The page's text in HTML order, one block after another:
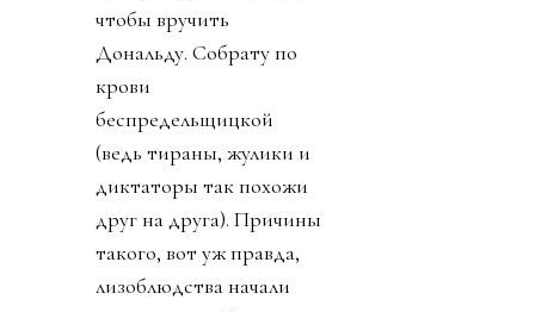
чтобы вручить
Дональду. Собрату по
крови
беспредельщицкой
(ведь тираны, жулики и
диктаторы так похожи
друг на друга). Причины
такого, вот уж правда,
лизоблюдства начали